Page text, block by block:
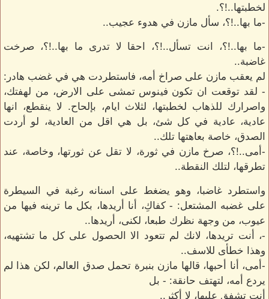
لخطبتها..!؟.
-ما بها..!؟، سأل مازن في هدوء عجيب..
-ما بها..!؟، انت تسأل..!؟، احقا لا تدرى ما بها..!؟، صرخت
غاضبة..
لم يعقب مازن على صراخ أمه، فاستطردت هي في غضب هادر:
- لقد توقعت ان تكون فينوس تمشى على الارض، من لهفتك،
واصرارك للذهاب لخطبتها، لثلاث ايام، بإلحاح. لا ينقطع، انها
عادية، عادية في كل شئ، بل هي اقل من العادية، لو أردت
الصدق، خاصة بعاهتها تلك..
-أمى..!؟، صرخ مازن في ثورة، لا تقل عن ثورتها، وخاصة، عند
تطرقها، لتلك النقطة..
واستطرد غاضبا، وهو يضغط على اسنانه رغبة في السيطرة
على غضبه المشتعل: - كفاكِ، أنا أريدها، بكل ما ترينه فيها من
عيوب، من وجهة نظرك طبعا، لكنى، أريدها..
-، أنت تريدها، لانك لم تتعود الا الحصول على كل ما تشتهيه،
وهذا خطأى للاسف..
-أمى، أنا أحبها، قالها مازن بنبرة تحمل صدق العالم، لكن هذا لم
يردع أمه، لتهتف حانقة: - بل
أنت تشفق عليها، لا أكثر..